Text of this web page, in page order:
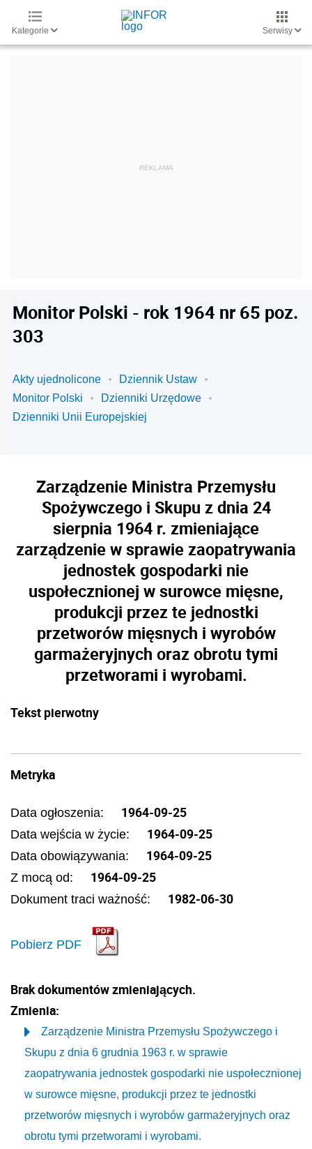
Kategorie Serwisy
Monitor Polski - rok 1964 nr 65 poz.
303
Akty ujednolicone
Dziennik Ustaw
Monitor Polski
Dzienniki Urzędowe
Dzienniki Unii Europejskiej
Zarządzenie Ministra Przemysłu
Spożywczego i Skupu z dnia 24
sierpnia 1964 r. zmieniające
zarządzenie w sprawie zaopatrywania
jednostek gospodarki nie
uspołecznionej w surowce mięsne,
produkcji przez te jednostki
przetworów mięsnych i wyrobów
garmażeryjnych oraz obrotu tymi
przetworami i wyrobami.
Tekst pierwotny
Metryka
Data ogłoszenia: 1964-09-25
Data wejścia w życie: 1964-09-25
Data obowiązywania: 1964-09-25
Z mocą od: 1964-09-25
Dokument traci ważność: 1982-06-30
Pobierz PDF
Brak dokumentów zmieniających.
Zmienia:
Zarządzenie Ministra Przemysłu Spożywczego i
Skupu z dnia 6 grudnia 1963 r. w sprawie
zaopatrywania jednostek gospodarki nie uspołecznionej
w surowce mięsne, produkcji przez te jednostki
przetworów mięsnych i wyrobów garmażeryjnych oraz
obrotu tymi przetworami i wyrobami.